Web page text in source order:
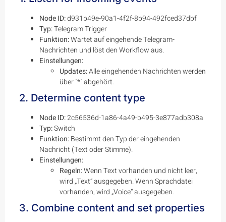
Node ID:d931b49e-90a1-4f2f-8b94-492fced37dbf
Typ:Telegram Trigger
Funktion:Wartet auf eingehende Telegram-
Nachrichten und löst den Workflow aus.
Einstellungen:
Updates:Alle eingehenden Nachrichten werden
über `*` abgehört.
2. Determine content type
Node ID:2c56536d-1a86-4a49-b495-3e877adb308a
Typ:Switch
Funktion:Bestimmt den Typ der eingehenden
Nachricht (Text oder Stimme).
Einstellungen:
Regeln:Wenn Text vorhanden und nicht leer,
wird „Text“ ausgegeben. Wenn Sprachdatei
vorhanden, wird „Voice“ ausgegeben.
3. Combine content and set properties